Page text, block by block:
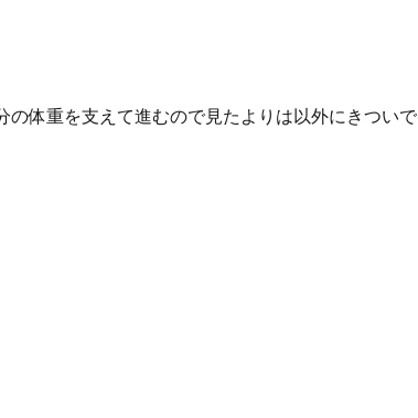
体重を支えて進むので見たよりは以外にきついで